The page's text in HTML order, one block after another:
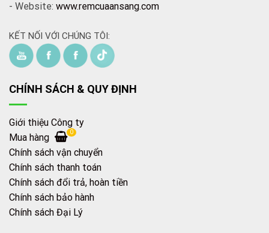
GIÁ RÈM VẢI HÀN
Giá rèm vải nhập Hàn hoặc bất kỳ loại rèm nào cũng phụ
thuộc vào mức độ chống nắng của vải rèm, bên cạnh đó cần
tính đến: sự an toàn cho người dùng,độ suôn đẹp của rèm,
cho từng mã sản phẩm.
Tìm hiểu kỹ về sản phẩm giúp quý khách
chọn được sản phẩm rèm cửa đúng nhu
cầu với giá cả phải chăng.
CÁCH SỬ DỤNG VỆ SINH RÈM VẢI HÀN
Giặt khô: Trung bình 3 năm giặt 01 lần
- Website: www.remcuaansang.com
KẾT NỐI VỚI CHÚNG TÔI:
CHÍNH SÁCH & QUY ĐỊNH
Giới thiệu Công ty
Mua hàng
0
Chính sách vận chuyển
Chính sách thanh toán
Chính sách đổi trả, hoàn tiền
Chính sách bảo hành
Chính sách Đại Lý